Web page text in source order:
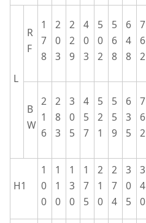
L
R
F
1
7
8
2
0
3
2
2
9
4
0
3
5
0
2
5
6
8
6
4
8
7
6
2
B
W
2
1
6
2
8
3
3
0
5
4
5
7
5
2
1
5
5
9
6
3
5
7
6
2
H1
1
0
0
1
1
0
1
3
0
1
7
5
2
1
0
2
7
4
3
0
5
3
4
0